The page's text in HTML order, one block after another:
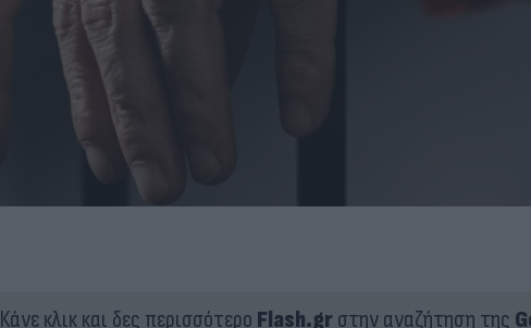
Κάνε κλικ και δες περισσότερο Flash.grστην αναζήτηση της